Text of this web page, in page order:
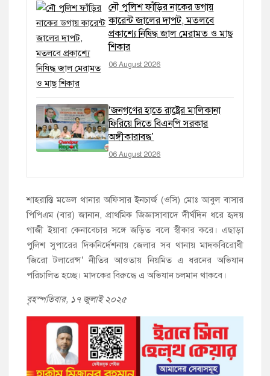
নৌ পুলিশ ফাঁড়ির নাকের ডগায়
কারেন্ট জালের দাপট, মতলবে
প্রকাশ্যে নিষিদ্ধ জাল মেরামত ও মাছ
শিকার
06 August 2026
‘জনগণের হাতে রাষ্ট্রের মালিকানা
ফিরিয়ে দিতে বিএনপি সরকার
অঙ্গীকারাবদ্ধ’
06 August 2026
শাহরাস্তি মডেল থানার অফিসার ইনচার্জ (ওসি) মোঃ আবুল বাসার
পিপিএম (বার) জানান, প্রাথমিক জিজ্ঞাসাবাদে দীর্ঘদিন ধরে হৃদয়
গাজী ইয়াবা কেনাবেচার সঙ্গে জড়িত বলে স্বীকার করে। এছাড়া
পুলিশ সুপারের দিকনির্দেশনায় জেলার সব থানায় মাদকবিরোধী
‘জিরো টলারেন্স’ নীতির আওতায় নিয়মিত এ ধরনের অভিযান
পরিচালিত হচ্ছে। মাদকের বিরুদ্ধে এ অভিযান চলমান থাকবে।
বৃহস্পতিবার, ১৭ জুলাই ২০২৫